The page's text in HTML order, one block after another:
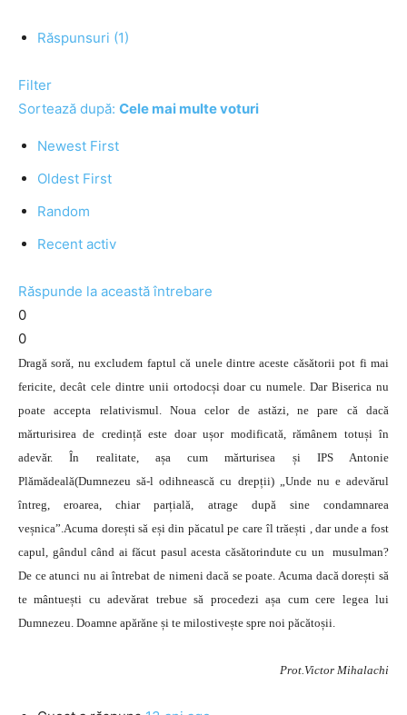
Răspunsuri (1)
Filter
Sortează după: Cele mai multe voturi
Newest First
Oldest First
Random
Recent activ
Răspunde la această întrebare
0
0
Dragă soră, nu excludem faptul că unele dintre aceste căsătorii pot fi mai
fericite, decât cele dintre unii ortodocși doar cu numele. Dar Biserica nu
poate accepta relativismul. Noua celor de astăzi, ne pare că dacă
mărturisirea de credință este doar ușor modificată, rămânem totuși în
adevăr. În realitate, așa cum mărturisea și IPS Antonie
Plămădeală(Dumnezeu să-l odihnească cu drepții) „Unde nu e adevărul
întreg, eroarea, chiar parțială, atrage după sine condamnarea
veșnica”.Acuma dorești să eși din păcatul pe care îl trăești , dar unde a fost
capul, gândul când ai făcut pasul acesta căsătorindute cu un musulman?
De ce atunci nu ai întrebat de nimeni dacă se poate. Acuma dacă dorești să
te mântuești cu adevărat trebue să procedezi așa cum cere legea lui
Dumnezeu. Doamne apărăne și te milostivește spre noi păcătoșii.
Prot.Victor Mihalachi